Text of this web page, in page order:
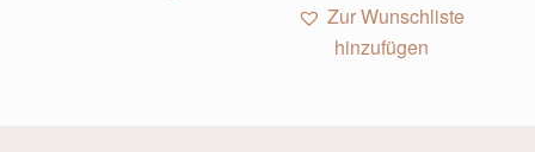
Zur Wunschliste
hinzufügen